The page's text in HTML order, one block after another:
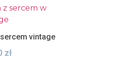
vintage
zł